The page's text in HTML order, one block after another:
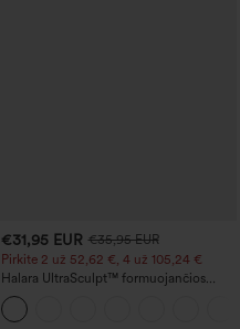
€31,95 EUR €35,95 EUR
Pirkite 2 už 52,62 €, 4 už 105,24 €
Halara UltraSculpt™ formuojančios
treniruočių tamprės su aukštu liemeniu,
pilvo kontrole ir kišenėmis